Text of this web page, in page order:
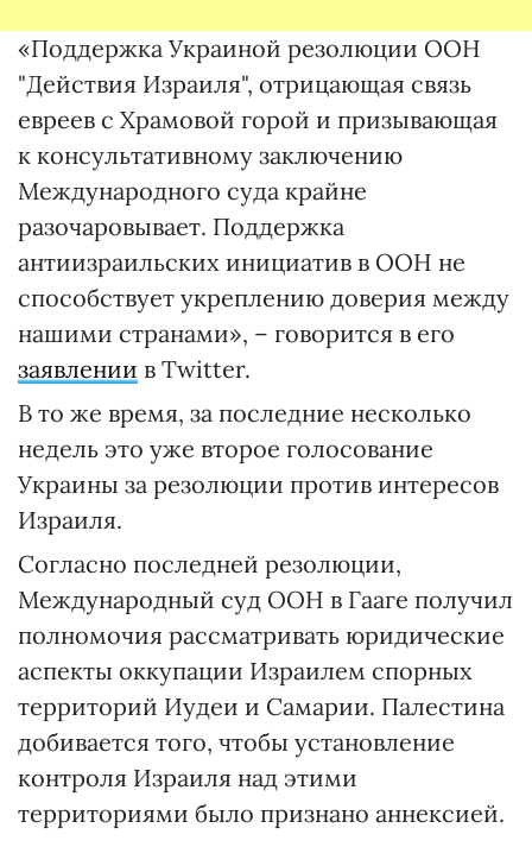
«Поддержка Украиной резолюции ООН
"Действия Израиля", отрицающая связь
евреев с Храмовой горой и призывающая
к консультативному заключению
Международного суда крайне
разочаровывает. Поддержка
антиизраильских инициатив в ООН не
способствует укреплению доверия между
нашими странами», – говорится в его
заявлении в Twitter.
В то же время, за последние несколько
недель это уже второе голосование
Украины за резолюции против интересов
Израиля.
Согласно последней резолюции,
Международный суд ООН в Гааге получил
полномочия рассматривать юридические
аспекты оккупации Израилем спорных
территорий Иудеи и Самарии. Палестина
добивается того, чтобы установление
контроля Израиля над этими
территориями было признано аннексией.